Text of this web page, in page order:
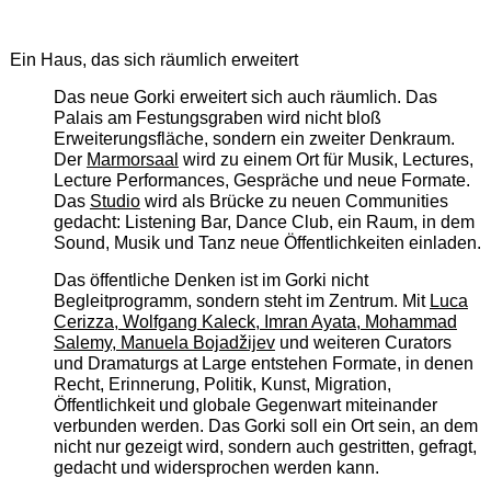
Ein Haus, das sich räumlich erweitert
Das neue Gorki erweitert sich auch räumlich. Das
Palais am Festungsgraben wird nicht bloß
Erweiterungsfläche, sondern ein zweiter Denkraum.
Der Marmorsaal wird zu einem Ort für Musik, Lectures,
Lecture Performances, Gespräche und neue Formate.
Das Studiowird als Brücke zu neuen Communities
gedacht: Listening Bar, Dance Club, ein Raum, in dem
Sound, Musik und Tanz neue Öffentlichkeiten einladen.
Das öffentliche Denken ist im Gorki nicht
Begleitprogramm, sondern steht im Zentrum. Mit Luca
Cerizza, Wolfgang Kaleck, Imran Ayata, Mohammad
Salemy, Manuela Bojadžijevund weiteren Curators
und Dramaturgs at Large entstehen Formate, in denen
Recht, Erinnerung, Politik, Kunst, Migration,
Öffentlichkeit und globale Gegenwart miteinander
verbunden werden. Das Gorki soll ein Ort sein, an dem
nicht nur gezeigt wird, sondern auch gestritten, gefragt,
gedacht und widersprochen werden kann.